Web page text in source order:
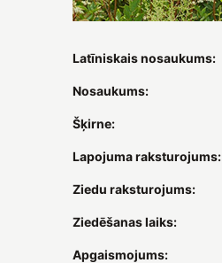
Latīniskais nosaukums:
Nosaukums:
Šķirne:
Lapojuma raksturojums:
Ziedu raksturojums:
Ziedēšanas laiks:
Apgaismojums: